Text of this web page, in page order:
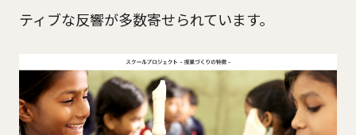
ティブな反響が多数寄せられています。